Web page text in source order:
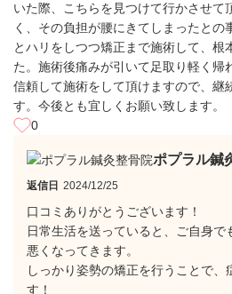
いた際、こちらを見つけて行かさせて
く、その負担が腰にきてしまったとの
とハリをしつつ矯正まで施術して、根
た。施術後痛みが引いて足取り軽く帰
信頼して施術をして頂けますので、継
す。今後とも宜しくお願い致します。
0
ポプラル鍼
返信日 2024/12/25
口コミありがとうございます！
日常生活を送っていると、ご自身で
悪くなってきます。
しっかり姿勢の矯正を行うことで、
す！